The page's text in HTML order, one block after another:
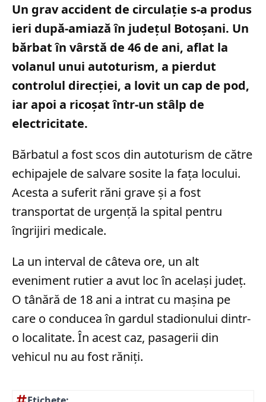
Un grav accident de circulație s-a produs
ieri după-amiază în județul Botoșani. Un
bărbat în vârstă de 46 de ani, aflat la
volanul unui autoturism, a pierdut
controlul direcției, a lovit un cap de pod,
iar apoi a ricoșat într-un stâlp de
electricitate.
Bărbatul a fost scos din autoturism de către
echipajele de salvare sosite la fața locului.
Acesta a suferit răni grave și a fost
transportat de urgență la spital pentru
îngrijiri medicale.
La un interval de câteva ore, un alt
eveniment rutier a avut loc în același județ.
O tânără de 18 ani a intrat cu mașina pe
care o conducea în gardul stadionului dintr-
o localitate. În acest caz, pasagerii din
vehicul nu au fost răniți.